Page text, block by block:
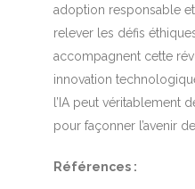
adoption responsable
relever les défis
accompagnent cette
innovation
l’IA peut véritablement
pour façonner l’avenir
Références :